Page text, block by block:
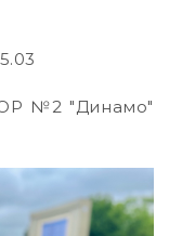
№2 "Динамо"